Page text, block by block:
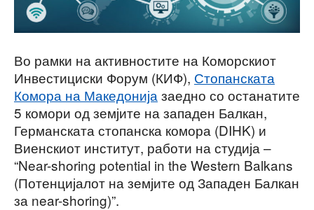
Во рамки на активностите на Коморскиот
Инвестициски Форум (КИФ), Стопанската
Комора на Македонија заедно со останатите
5 комори од земјите на западен Балкан,
Германската стопанска комора (DIHK) и
Виенскиот институт, работи на студија –
“Near-shoring potential in the Western Balkans
(Потенцијалот на земјите од Западен Балкан
за near-shoring)”.